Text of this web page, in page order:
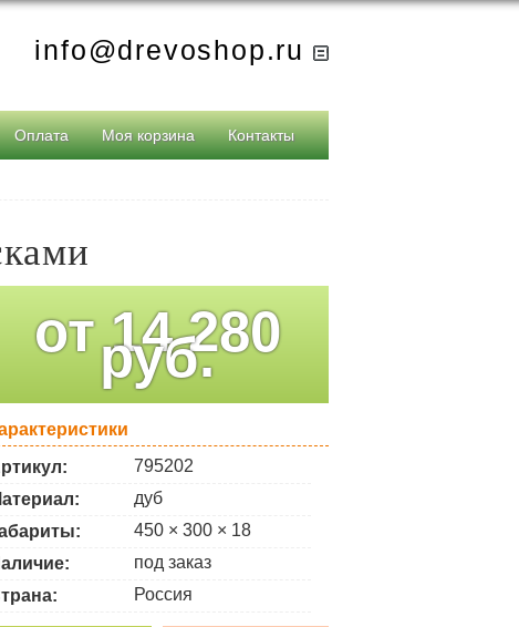
info@drevoshop.ru
Оплата Моя корзина Контакты
от14 280
руб.
795202
дуб
450 × 300 × 18
под заказ
Россия